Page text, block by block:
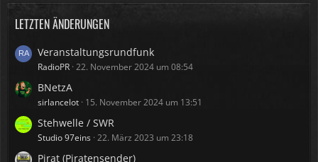
LETZTEN ÄNDERUNGEN
Veranstaltungsrundfunk
RadioPR 22. November 2024 um 08:54
BNetzA
sirlancelot 15. November 2024 um 13:51
Stehwelle / SWR
Studio 97eins 22. März 2023 um 23:18
Pirat (Piratensender)